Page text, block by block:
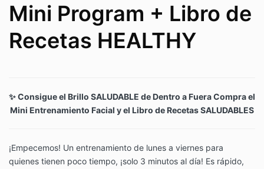
Mini Program + Libro de
Recetas HEALTHY
✨ Consigue el Brillo SALUDABLE de Dentro a Fuera Compra el
Mini Entrenamiento Facial y el Libro de Recetas SALUDABLES
¡Empecemos! Un entrenamiento de lunes a viernes para
quienes tienen poco tiempo, ¡solo 3 minutos al día! Es rápido,